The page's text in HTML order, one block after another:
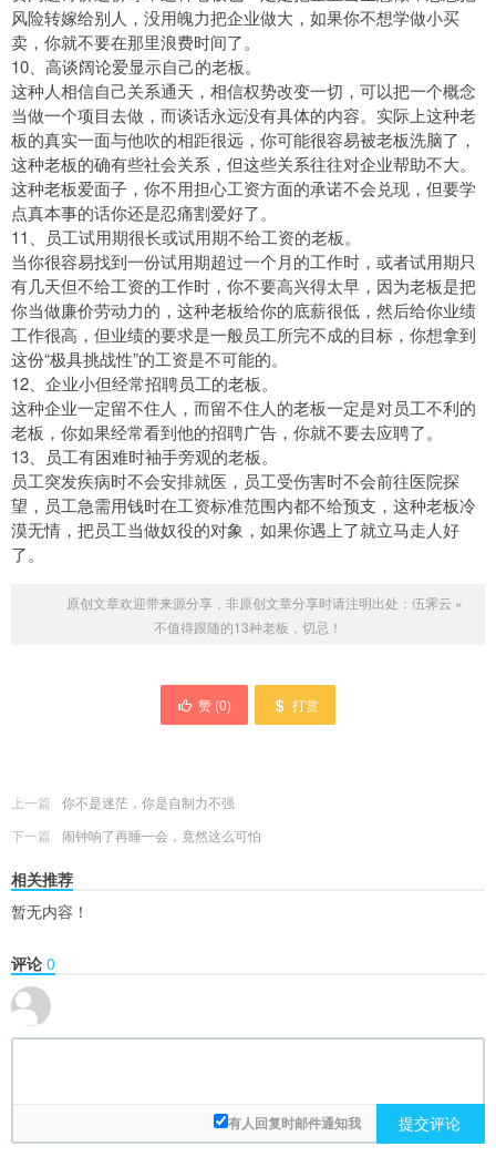
风险转嫁给别人，没用魄力把企业做大，如果你不想学做小买
卖，你就不要在那里浪费时间了。
10、高谈阔论爱显示自己的老板。
这种人相信自己关系通天，相信权势改变一切，可以把一个概念
当做一个项目去做，而谈话永远没有具体的内容。实际上这种老
板的真实一面与他吹的相距很远，你可能很容易被老板洗脑了，
这种老板的确有些社会关系，但这些关系往往对企业帮助不大。
这种老板爱面子，你不用担心工资方面的承诺不会兑现，但要学
点真本事的话你还是忍痛割爱好了。
11、员工试用期很长或试用期不给工资的老板。
当你很容易找到一份试用期超过一个月的工作时，或者试用期只
有几天但不给工资的工作时，你不要高兴得太早，因为老板是把
你当做廉价劳动力的，这种老板给你的底薪很低，然后给你业绩
工作很高，但业绩的要求是一般员工所完不成的目标，你想拿到
这份“极具挑战性”的工资是不可能的。
12、企业小但经常招聘员工的老板。
这种企业一定留不住人，而留不住人的老板一定是对员工不利的
老板，你如果经常看到他的招聘广告，你就不要去应聘了。
13、员工有困难时袖手旁观的老板。
员工突发疾病时不会安排就医，员工受伤害时不会前往医院探
望，员工急需用钱时在工资标准范围内都不给预支，这种老板冷
漠无情，把员工当做奴役的对象，如果你遇上了就立马走人好
了。
原创文章欢迎带来源分享，非原创文章分享时请注明出处： 伍霁云 »
不值得跟随的13种老板，切忌！
赞 (0) 打赏
上一篇
你不是迷茫，你是自制力不强
下一篇
闹钟响了再睡一会，竟然这么可怕
相关推荐
暂无内容！
评论 0
有人回复时邮件通知我 提交评论